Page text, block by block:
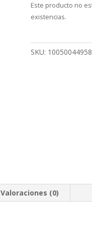
Este producto no
existencias.
SKU:
Valoraciones (0)